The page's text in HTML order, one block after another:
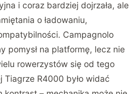
i coraz bardziej dojrzała, ale
o ładowaniu,
Campagnolo
pomysł na platformę, lecz nie
rowerzystów się od tego
Tiagrze R4000 było widać